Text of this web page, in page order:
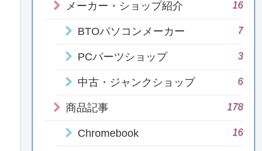
メーカー・ショップ紹介 16
BTOパソコンメーカー 7
PCパーツショップ 3
中古・ジャンクショップ 6
商品記事 178
Chromebook 16